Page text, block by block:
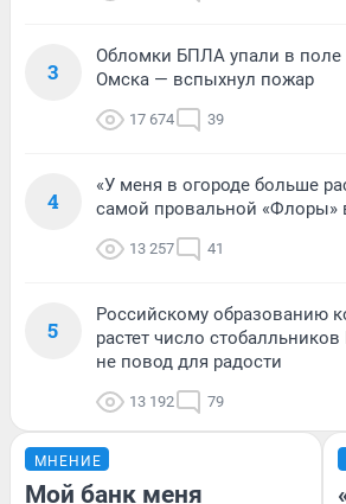
3
Обломки БПЛА упали в поле
Омска — вспыхнул пожар
17 674 39
4
«У меня в огороде больше
самой провальной «Флоры»
13 257 41
5
Российскому образованию
растет число
не повод для радости
13 192 79
МНЕНИЕ
Мой банк меня